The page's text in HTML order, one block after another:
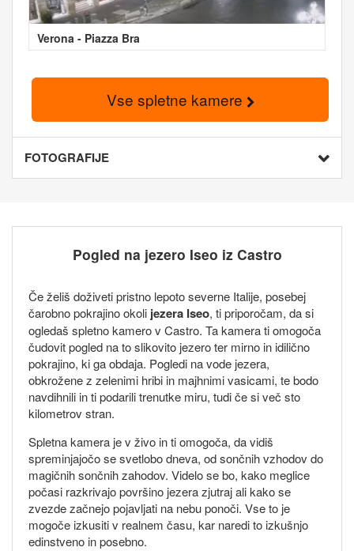
Verona - Piazza Bra
Vse spletne kamere
FOTOGRAFIJE
Pogled na jezero Iseo iz Castro
Če želiš doživeti pristno lepoto severne Italije, posebej
čarobno pokrajino okoli jezera Iseo, ti priporočam, da si
ogledaš spletno kamero v Castro. Ta kamera ti omogoča
čudovit pogled na to slikovito jezero ter mirno in idilično
pokrajino, ki ga obdaja. Pogledi na vode jezera,
obkrožene z zelenimi hribi in majhnimi vasicami, te bodo
navdihnili in ti podarili trenutke miru, tudi če si več sto
kilometrov stran.
Spletna kamera je v živo in ti omogoča, da vidiš
spreminjajočo se svetlobo dneva, od sončnih vzhodov do
magičnih sončnih zahodov. Videlo se bo, kako meglice
počasi razkrivajo površino jezera zjutraj ali kako se
zvezde začnejo pojavljati na nebu ponoči. Vse to je
mogoče izkusiti v realnem času, kar naredi to izkušnjo
edinstveno in posebno.